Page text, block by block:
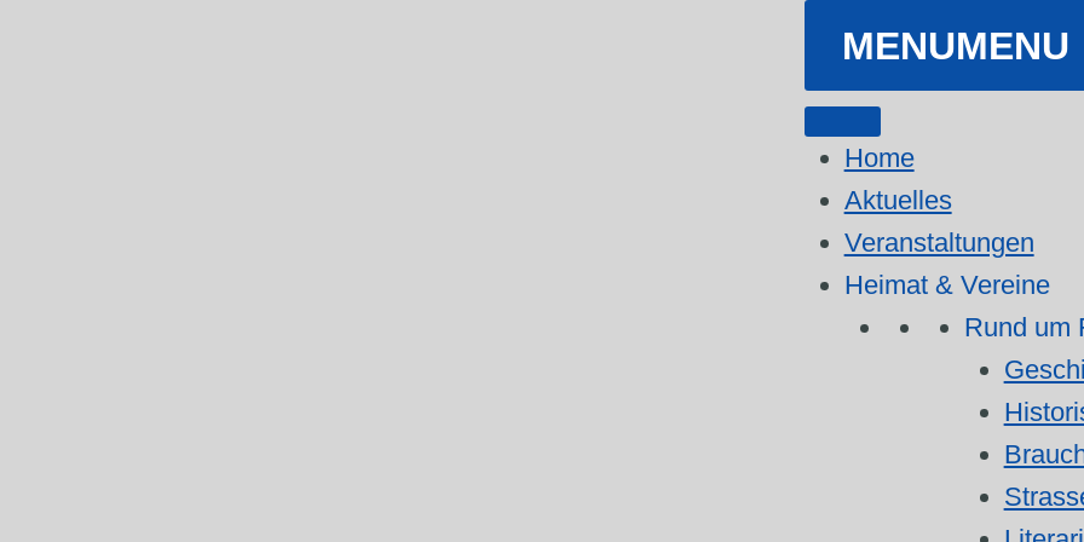
MENUMENU
Home
Aktuelles
Veranstaltungen
Heimat & Vereine
Rund um